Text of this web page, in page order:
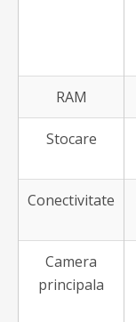
RAM
Stocare
Conectivitate
Camera
principala